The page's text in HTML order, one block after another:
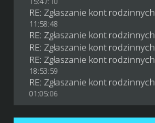
RE: Zgłaszanie kont rodzinnych
11:58:48
RE: Zgłaszanie kont rodzinnych
RE: Zgłaszanie kont rodzinnych
RE: Zgłaszanie kont rodzinnych
18:53:59
RE: Zgłaszanie kont rodzinnych
01:05:06